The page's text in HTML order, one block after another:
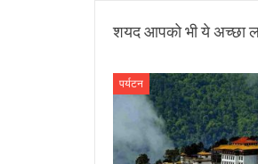
शयद आपको भी ये अच्छा
पर्यटन